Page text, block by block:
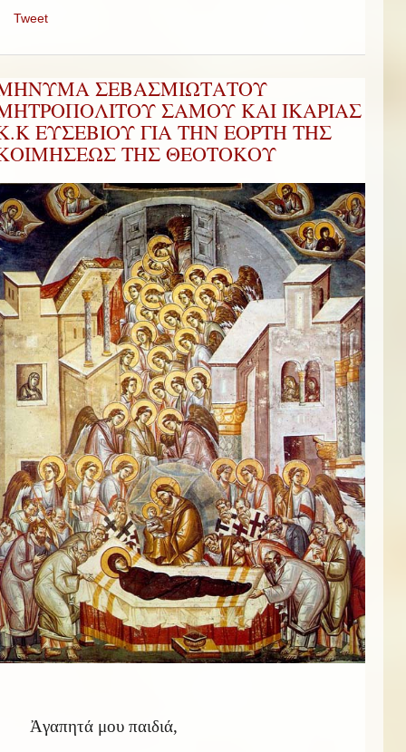
Tweet
ΣΕΒΑΣΜΙΩΤΑΤΟΥ
ΣΑΜΟΥ ΚΑΙ ΙΚΑΡΙΑΣ
ΕΥΣΕΒΙΟΥ ΓΙΑ ΤΗΝ ΕΟΡΤΗ ΤΗΣ
ΤΗΣ ΘΕΟΤΟΚΟΥ
Ἀγαπητά μου παιδιά,